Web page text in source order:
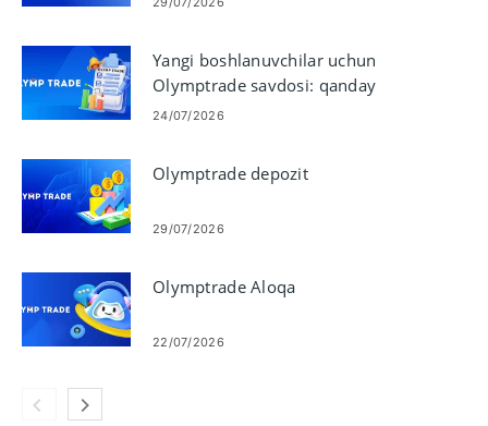
Yangi boshlanuvchilar uchun
Olymptrade savdosi: qanday
savdo qilish kerak
24/07/2026
Olymptrade depozit
29/07/2026
Olymptrade Aloqa
22/07/2026